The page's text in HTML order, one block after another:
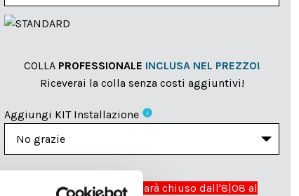
COLLA PROFESSIONALE INCLUSA NEL PREZZO!
Riceverai la colla senza costi aggiuntivi!
Aggiungi KIT Installazione info
Il reparto produzione sarà chiuso dall'8|08 al